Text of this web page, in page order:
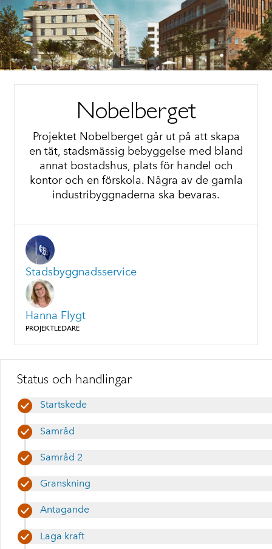
Nobelberget
Projektet Nobelberget går ut på att skapa
en tät, stadsmässig bebyggelse med bland
annat bostadshus, plats för handel och
kontor och en förskola. Några av de gamla
industribyggnaderna ska bevaras.
Stadsbyggnadsservice
Hanna Flygt
PROJEKTLEDARE
Status och handlingar
Startskede
Samråd
Samråd 2
Granskning
Antagande
Laga kraft